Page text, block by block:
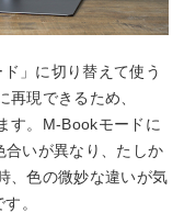
」に切り替えて使う
現できるため、
す。M-Bookモードに
合いが異なり、たしか
、色の微妙な違いが気
。